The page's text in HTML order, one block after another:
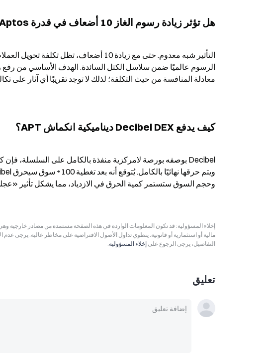
هل تؤثر زيادة رسوم الغاز 10 أضعاف في قدرة Aptos التنافسية من حيث تكلفة الاستخدام؟
معادلة المنافسة من حيث التكلفة؛ لذلك لا توجد تقريبًا أي آثار على
كيف يدفع Decibel DEX ديناميكية انكماش APT؟
وحجم السوق ستستمر كمية الحرق في الازدياد، مما يشكل تأثير
مالية أو استثمارية أو قانونية. ينطوي تداول الأصول الافتراضية على مخاطر عالية. يرجى
التفاصيل، يرجى الرجوع على إخلاء المسؤولية.
تعليق